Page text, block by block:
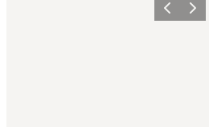
ForrigeNæste